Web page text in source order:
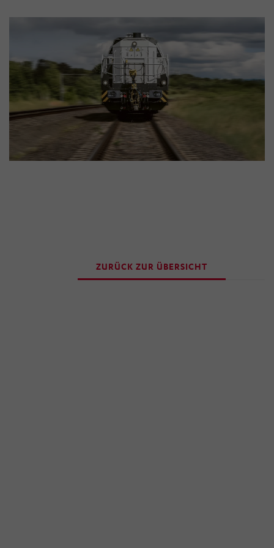
„Einwilligung widerrufen“ klicken. Über die dortige
Schaltfläche „Einwilligung ändern“ können Sie zudem
Ihre getroffenen Einstellungen anpassen.
ZURÜCK ZUR ÜBERSICHT